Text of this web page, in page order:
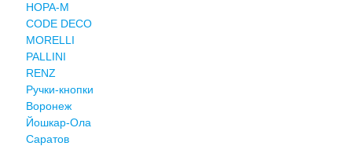
НОРА-М
CODE DECO
MORELLI
PALLINI
RENZ
Ручки-кнопки
Воронеж
Йошкар-Ола
Саратов